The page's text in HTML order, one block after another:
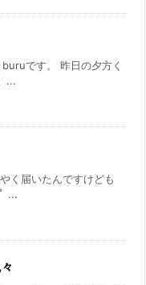
です。 昨日の夕方く
...
く届いたんですけども
...